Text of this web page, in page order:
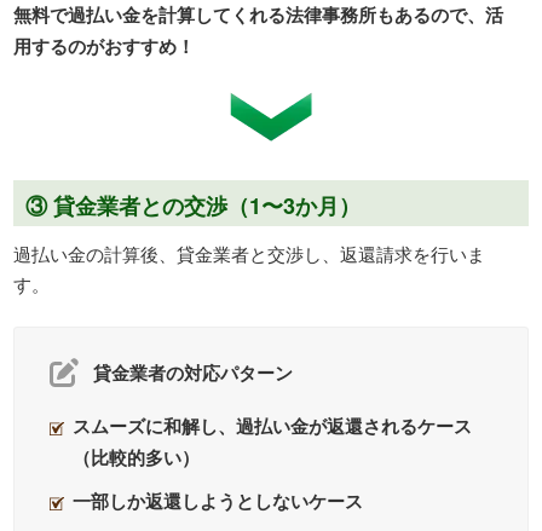
無料で過払い金を計算してくれる法律事務所もあるので、活
用するのがおすすめ！
③ 貸金業者との交渉（1〜3か月）
過払い金の計算後、貸金業者と交渉し、返還請求を行いま
す。
貸金業者の対応パターン
スムーズに和解し、過払い金が返還されるケース
（比較的多い）
一部しか返還しようとしないケース